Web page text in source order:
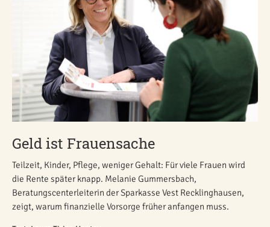
Geld ist Frauensache
Teilzeit, Kinder, Pflege, weniger Gehalt: Für viele Frauen wird
die Rente später knapp. Melanie Gummersbach,
Beratungscenterleiterin der Sparkasse Vest Recklinghausen,
zeigt, warum finanzielle Vorsorge früher anfangen muss.